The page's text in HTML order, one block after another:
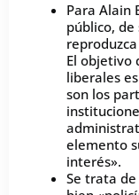
Para Alain
público,
El objetivo
liberales
son los
elemento
interés».
Se trata